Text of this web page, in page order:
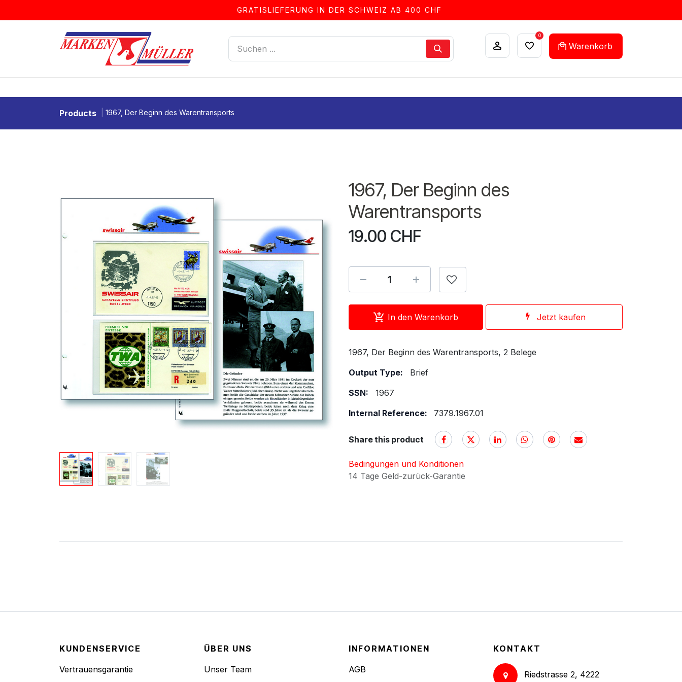
GRATISLIEFERUNG IN DER SCHWEIZ AB 400 CHF
0
Warenkorb
Products 1967, Der Beginn des Warentransports
1967, Der Beginn des
Warentransports
19.00 CHF
In den Warenkorb Jetzt kaufen
1967, Der Beginn des Warentransports, 2 Belege
Output Type:
Brief
SSN:
1967
Internal Reference:
7379.1967.01
Share this product
Bedingungen und Konditionen
14 Tage Geld-zurück-Garantie
KUNDENSERVICE
Vertrauensgarantie
ÜBER UNS
Unser Team
INFORMATIONEN
AGB
KONTAKT
Riedstrasse 2, 4222